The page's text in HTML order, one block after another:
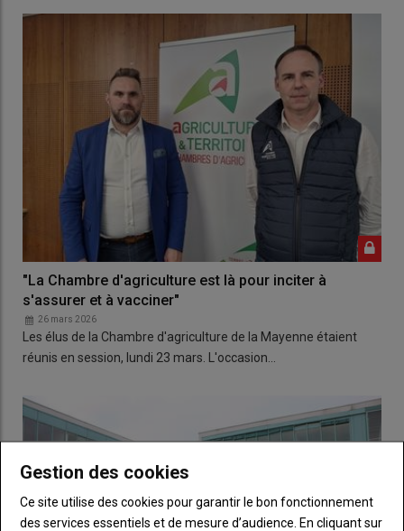
"La Chambre d'agriculture est là pour inciter à
s'assurer et à vacciner"
26 mars 2026
Les élus de la Chambre d'agriculture de la Mayenne étaient
réunis en session, lundi 23 mars. L'occasion…
Gestion des cookies
Ce site utilise des cookies pour garantir le bon fonctionnement
des services essentiels et de mesure d’audience. En cliquant sur